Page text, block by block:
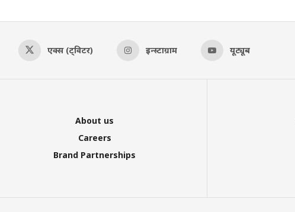
एक्स (ट्विटर) इन्स्टाग्राम यूट्यूब
About us
Careers
Brand Partnerships